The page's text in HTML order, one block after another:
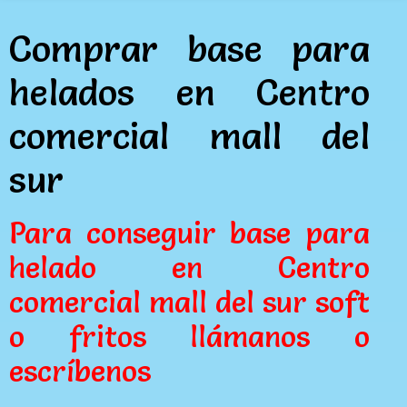
Comprar base para
helados en Centro
comercial mall del
sur
Para conseguir base para
helado en Centro
comercial mall del sur soft
o fritos llámanos o
escríbenos